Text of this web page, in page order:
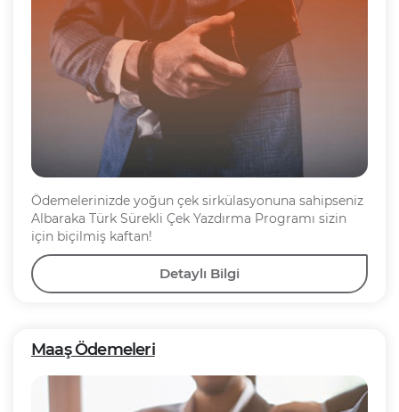
Ödemelerinizde yoğun çek sirkülasyonuna sahipseniz
Albaraka Türk Sürekli Çek Yazdırma Programı sizin
için biçilmiş kaftan!
Detaylı Bilgi
Maaş Ödemeleri